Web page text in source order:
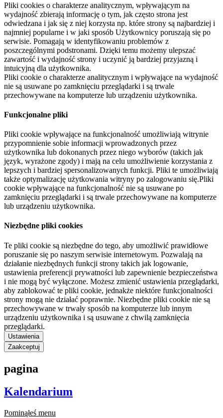
Pliki cookies o charakterze analitycznym, wpływającym na
wydajność zbierają informację o tym, jak często strona jest
odwiedzana i jak się z niej korzysta np. które strony są najbardziej i
najmniej popularne i w jaki sposób Użytkownicy poruszają się po
serwisie. Pomagają w identyfikowaniu problemów z
poszczególnymi podstronami. Dzięki temu możemy ulepszać
zawartość i wydajność strony i uczynić ją bardziej przyjazną i
intuicyjną dla użytkownika.
Pliki cookie o charakterze analitycznym i wpływające na wydajność
nie są usuwane po zamknięciu przeglądarki i są trwale
przechowywane na komputerze lub urządzeniu użytkownika.
Funkcjonalne pliki
Pliki cookie wpływające na funkcjonalność umożliwiają witrynie
przypomnienie sobie informacji wprowadzonych przez
użytkownika lub dokonanych przez niego wyborów (takich jak
język, wyrażone zgody) i mają na celu umożliwienie korzystania z
lepszych i bardziej spersonalizowanych funkcji. Pliki te umożliwiają
także optymalizację użytkowania witryny po zalogowaniu się.Pliki
cookie wpływające na funkcjonalność nie są usuwane po
zamknięciu przeglądarki i są trwale przechowywane na komputerze
lub urządzeniu użytkownika.
Niezbędne pliki cookies
Te pliki cookie są niezbędne do tego, aby umożliwić prawidłowe
poruszanie się po naszym serwisie internetowym. Pozwalają na
działanie niezbędnych funkcji strony takich jak logowanie,
ustawienia preferencji prywatności lub zapewnienie bezpieczeństwa
i nie mogą być wyłączone. Możesz zmienić ustawienia przeglądarki,
aby zablokować te pliki cookie, jednakże niektóre funkcjonalności
strony mogą nie działać poprawnie. Niezbędne pliki cookie nie są
przechowywane w trwały sposób na komputerze lub innym
urządzeniu użytkownika i są usuwane z chwilą zamknięcia
przeglądarki.
Ustawienia
Zaakceptuj
pagina
Kalendarium
Pominąłeś menu